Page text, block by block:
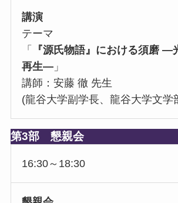
講演
テーマ
「
『源氏物語』における須磨 ―
再生―」
講師：安藤 徹 先生
(龍谷大学副学長、龍谷大学文学
第3部 懇親会
16:30～18:30